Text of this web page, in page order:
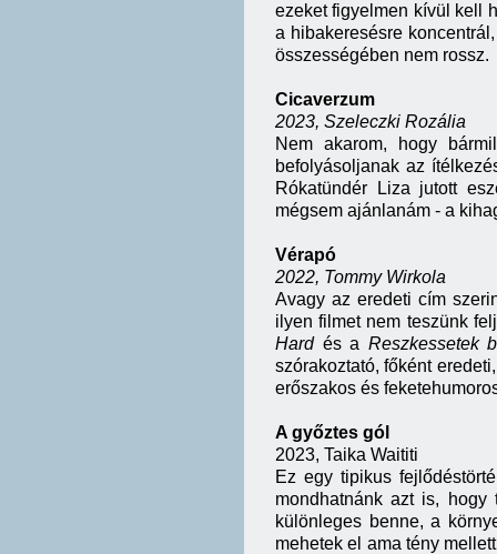
ezeket figyelmen kívül kell
a hibakeresésre
összességében nem rossz.
Cicaverzum
2023, Szeleczki Rozália
Nem akarom, hogy
befolyásoljanak az
Rókatündér Liza jutott
mégsem ajánlanám - a
Vérapó
2022, Tommy Wirkola
Avagy az eredeti cím
ilyen filmet nem teszünk
Hardés a Reszkessetek
szórakoztató, főként
erőszakos és
A győztes gól
2023, Taika Waititi
Ez egy tipikus
mondhatnánk azt is, hogy
különleges benne, a
mehetek el ama tény